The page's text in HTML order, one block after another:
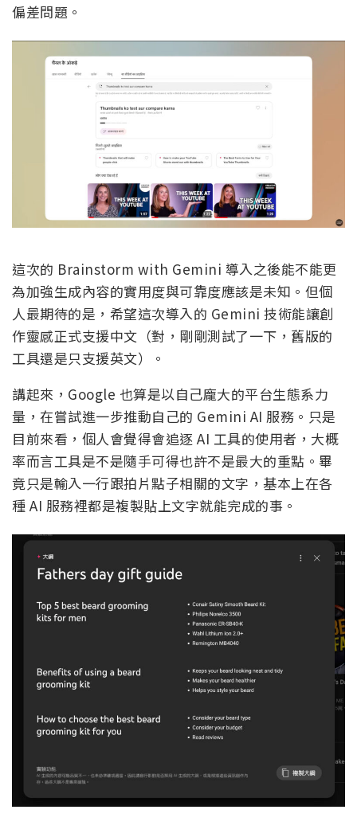
偏差問題。
這次的 Brainstorm with Gemini 導入之後能不能更
為加強生成內容的實用度與可靠度應該是未知。但個
人最期待的是，希望這次導入的 Gemini 技術能讓創
作靈感正式支援中文（對，剛剛測試了一下，舊版的
工具還是只支援英文）。
講起來，Google 也算是以自己龐大的平台生態系力
量，在嘗試進一步推動自己的 Gemini AI 服務。只是
目前來看，個人會覺得會追逐 AI 工具的使用者，大概
率而言工具是不是隨手可得也許不是最大的重點。畢
竟只是輸入一行跟拍片點子相關的文字，基本上在各
種 AI 服務裡都是複製貼上文字就能完成的事。